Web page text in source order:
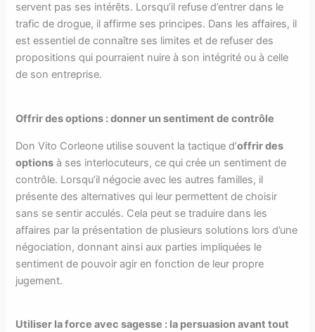
servent pas ses intérêts. Lorsqu’il refuse d’entrer dans le
trafic de drogue, il affirme ses principes. Dans les affaires, il
est essentiel de connaître ses limites et de refuser des
propositions qui pourraient nuire à son intégrité ou à celle
de son entreprise.
Offrir des options : donner un sentiment de contrôle
Don Vito Corleone utilise souvent la tactique d’offrir des
options à ses interlocuteurs, ce qui crée un sentiment de
contrôle. Lorsqu’il négocie avec les autres familles, il
présente des alternatives qui leur permettent de choisir
sans se sentir acculés. Cela peut se traduire dans les
affaires par la présentation de plusieurs solutions lors d’une
négociation, donnant ainsi aux parties impliquées le
sentiment de pouvoir agir en fonction de leur propre
jugement.
Utiliser la force avec sagesse : la persuasion avant tout